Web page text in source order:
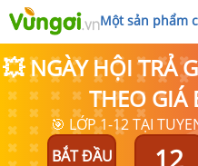
Một sản phẩm
💥 NGÀY HỘI TRẢ
THEO GIÁ
🎯 LỚP 1-12 TẠI
BẮT ĐẦU